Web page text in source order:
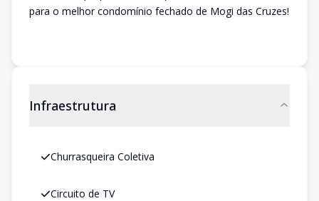
para o melhor condomínio fechado de Mogi das Cruzes!
Infraestrutura
Churrasqueira Coletiva
Circuito de TV